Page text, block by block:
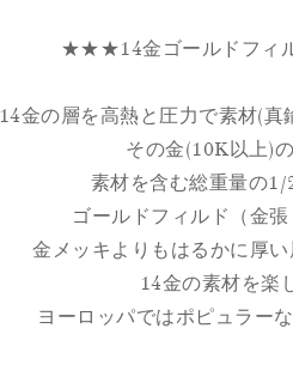
★★★14金ゴールドフィ
14金の層を高熱と圧力で素材(真
その金(10K以上)
素材を含む総重量の1/
ゴールドフィルド（金張
金メッキよりもはるかに厚
14金の素材を楽
ヨーロッパではポピュラー